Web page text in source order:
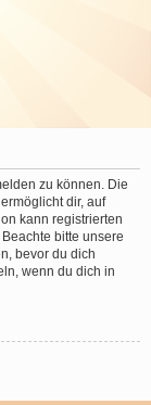
zu können. Die
dir, auf
kann registrierten
bitte unsere
bevor du dich
wenn du dich in